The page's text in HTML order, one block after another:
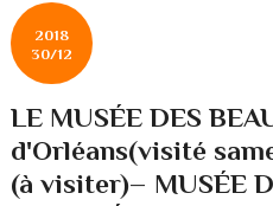
2018
30/12
LE MUSÉE DES
d'Orléans(visité
(à visiter)– MUSÉE